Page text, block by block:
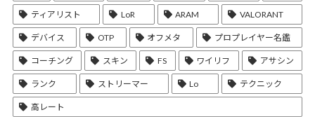
ティアリスト LoR ARAM VALORANT
デバイス OTP オフメタ プロプレイヤー名鑑
コーチング スキン FS ワイリフ アサシン
ランク ストリーマー Lo テクニック
高レート